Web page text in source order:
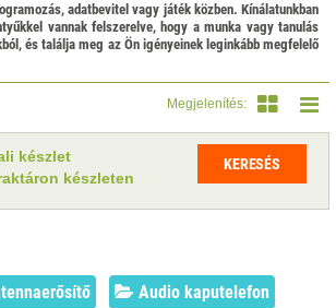
adatbevitel vagy játék közben. Kínálatunkban
vannak felszerelve, hogy a munka vagy tanulás
és találja meg az Ön igényeinek leginkább megfelelő
Megjelenítés:
készlet
készleten
Audio kaputelefon